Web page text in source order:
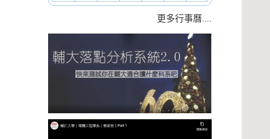
更多行事曆....